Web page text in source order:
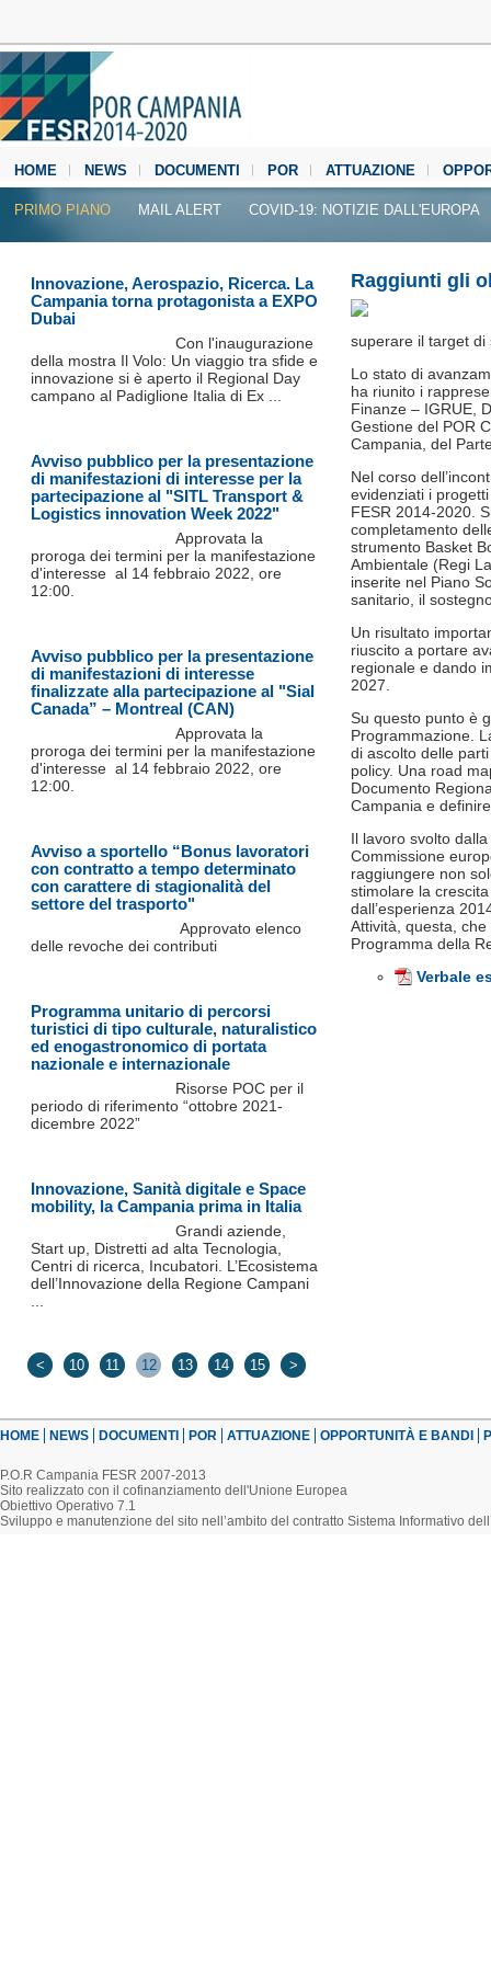
HOME NEWS DOCUMENTI POR ATTUAZIONE
MEDIA CENTER
PRIMO PIANO MAIL ALERT COVID-19: NOTIZIE DALL'EUROPA
Raggiunti gli
superare il target di
Lo stato di
ha riunito i
Finanze – IGRUE,
Gestione del POR
Campania, del
Nel corso
evidenziati i
FESR 2014-2020.
completamento
strumento Basket
Ambientale (Regi
inserite nel Piano
sanitario, il
Un risultato
riuscito a portare
regionale e dando
2027.
Su questo punto è
Programmazione.
di ascolto delle
policy. Una road
Documento
Campania e
Il lavoro svolto
Commissione
raggiungere non
stimolare la
dall’esperienza
Attività, questa,
Programma della
Verbale
Innovazione, Aerospazio, Ricerca. La
Campania torna protagonista a EXPO
Dubai
Con l'inaugurazione
della mostra Il Volo: Un viaggio tra sfide e
innovazione si è aperto il Regional Day
campano al Padiglione Italia di Ex ...
Avviso pubblico per la presentazione
di manifestazioni di interesse per la
partecipazione al "SITL Transport &
Logistics innovation Week 2022"
Approvata la
proroga dei termini per la manifestazione
d'interesse al 14 febbraio 2022, ore
12:00.
Avviso pubblico per la presentazione
di manifestazioni di interesse
finalizzate alla partecipazione al "Sial
Canada” – Montreal (CAN)
Approvata la
proroga dei termini per la manifestazione
d'interesse al 14 febbraio 2022, ore
12:00.
Avviso a sportello “Bonus lavoratori
con contratto a tempo determinato
con carattere di stagionalità del
settore del trasporto"
Approvato elenco
delle revoche dei contributi
Programma unitario di percorsi
turistici di tipo culturale, naturalistico
ed enogastronomico di portata
nazionale e internazionale
Risorse POC per il
periodo di riferimento “ottobre 2021-
dicembre 2022”
Innovazione, Sanità digitale e Space
mobility, la Campania prima in Italia
Grandi aziende,
Start up, Distretti ad alta Tecnologia,
Centri di ricerca, Incubatori. L’Ecosistema
dell’Innovazione della Regione Campani
< 10 11 12 13 14 15 >
HOME NEWS DOCUMENTI POR ATTUAZIONE OPPORTUNITÀ E BANDI
P.O.R Campania FESR 2007-2013
Sito realizzato con il cofinanziamento dell'Unione Europea
Obiettivo Operativo 7.1
Sviluppo e manutenzione del sito nell’ambito del contratto Sistema Informativo